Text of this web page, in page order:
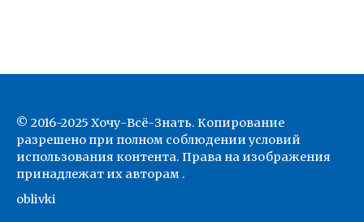
© 2016-2025 Хочу-Всё-Знать. Копирование
разрешено при полном соблюдении условий
использования контента. Права на изображения
принадлежат их авторам .
oblivki